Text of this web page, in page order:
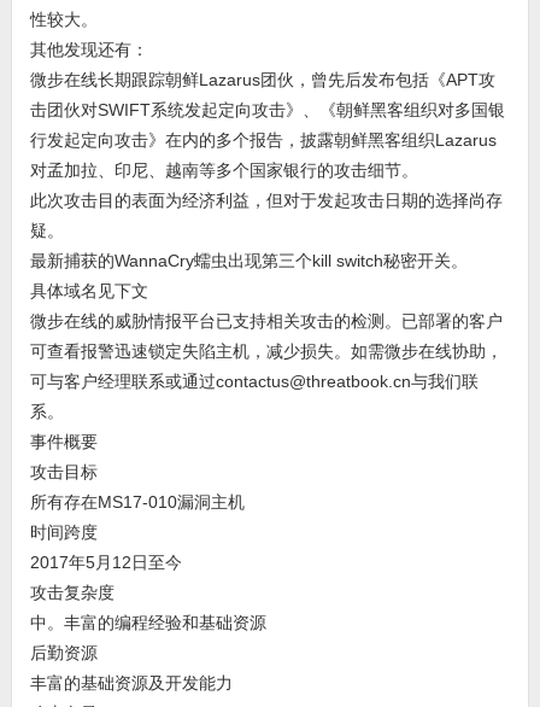
性较大。
其他发现还有：
微步在线长期跟踪朝鲜Lazarus团伙，曾先后发布包括《APT攻
击团伙对SWIFT系统发起定向攻击》、《朝鲜黑客组织对多国银
行发起定向攻击》在内的多个报告，披露朝鲜黑客组织Lazarus
对孟加拉、印尼、越南等多个国家银行的攻击细节。
此次攻击目的表面为经济利益，但对于发起攻击日期的选择尚存
疑。
最新捕获的WannaCry蠕虫出现第三个kill switch秘密开关。
具体域名见下文
微步在线的威胁情报平台已支持相关攻击的检测。已部署的客户
可查看报警迅速锁定失陷主机，减少损失。如需微步在线协助，
可与客户经理联系或通过contactus@threatbook.cn与我们联
系。
事件概要
攻击目标
所有存在MS17-010漏洞主机
时间跨度
2017年5月12日至今
攻击复杂度
中。丰富的编程经验和基础资源
后勤资源
丰富的基础资源及开发能力